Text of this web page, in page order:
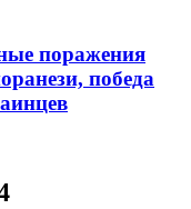
поражения
победа